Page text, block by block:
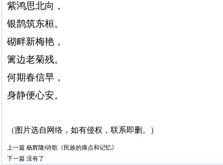
紫鸿思北向，
银鹊筑东桓。
砌畔新梅艳，
篱边老菊残。
何期春信早，
身静便心安。
（图片选自网络，如有侵权，联系即删。）
上一篇 杨辉隆‖诗歌《民族的痛点和记忆》
下一篇 没有了